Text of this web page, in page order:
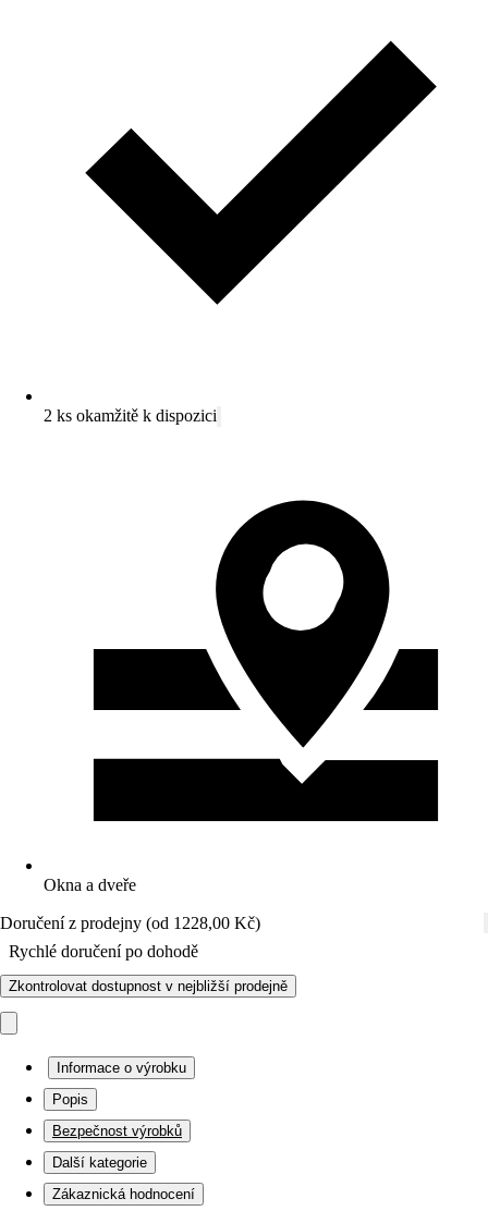
2 ks okamžitě k dispozici
Okna a dveře
Doručení z prodejny (od 1228,00 Kč)
Rychlé doručení po dohodě
Zkontrolovat dostupnost v nejbližší prodejně
Informace o výrobku
Popis
Bezpečnost výrobků
Další kategorie
Zákaznická hodnocení